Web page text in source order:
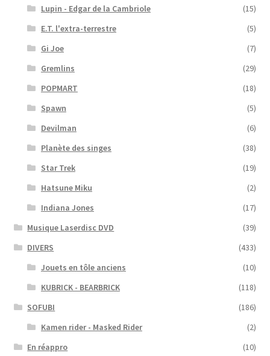
Lupin - Edgar de la Cambriole
(15)
E.T. l'extra-terrestre
(5)
Gi Joe
(7)
Gremlins
(29)
POPMART
(18)
Spawn
(5)
Devilman
(6)
Planète des singes
(38)
Star Trek
(19)
Hatsune Miku
(2)
Indiana Jones
(17)
Musique Laserdisc DVD
(39)
DIVERS
(433)
Jouets en tôle anciens
(10)
KUBRICK - BEARBRICK
(118)
SOFUBI
(186)
Kamen rider - Masked Rider
(2)
En réappro
(10)